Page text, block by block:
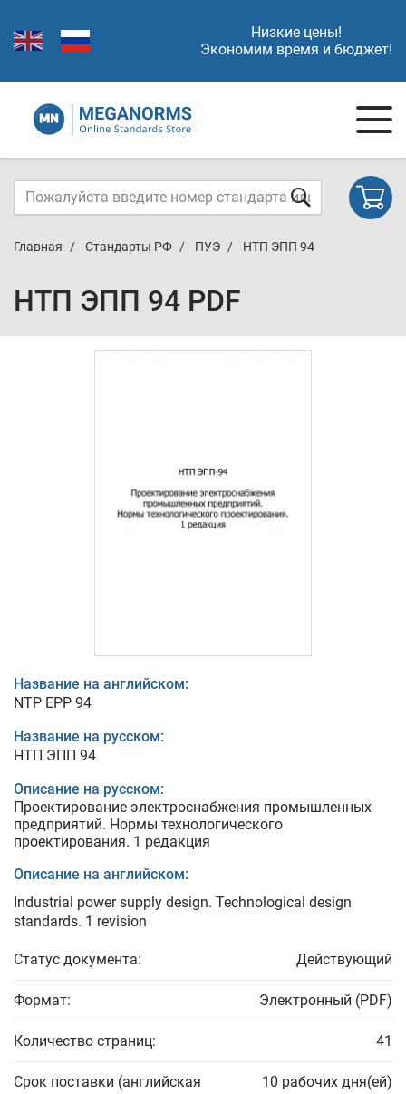
Низкие цены!
Экономим время и бюджет!
Главная Стандарты РФ ПУЭ НТП ЭПП 94
НТП ЭПП 94 PDF
Название на английском:
NTP EPP 94
Название на русском:
НТП ЭПП 94
Описание на русском:
Проектирование электроснабжения промышленных
предприятий. Нормы технологического
проектирования. 1 редакция
Описание на английском:
Industrial power supply design. Technological design
standards. 1 revision
Статус документа: Действующий
Формат: Электронный (PDF)
Количество страниц: 41
Срок поставки (английская
10 рабочих дня(ей)